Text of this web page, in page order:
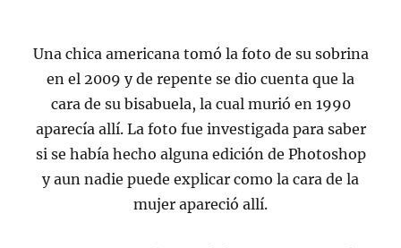
Una chica americana tomó la foto de su sobrina
en el 2009 y de repente se dio cuenta que la
cara de su bisabuela, la cual murió en 1990
aparecía allí. La foto fue investigada para saber
si se había hecho alguna edición de Photoshop
y aun nadie puede explicar como la cara de la
mujer apareció allí.